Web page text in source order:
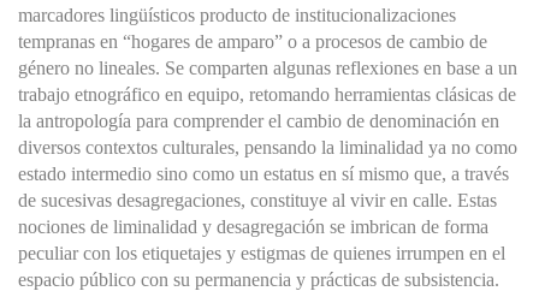
marcadores lingüísticos producto de institucionalizaciones
tempranas en “hogares de amparo” o a procesos de cambio de
género no lineales. Se comparten algunas reflexiones en base a un
trabajo etnográfico en equipo, retomando herramientas clásicas de
la antropología para comprender el cambio de denominación en
diversos contextos culturales, pensando la liminalidad ya no como
estado intermedio sino como un estatus en sí mismo que, a través
de sucesivas desagregaciones, constituye al vivir en calle. Estas
nociones de liminalidad y desagregación se imbrican de forma
peculiar con los etiquetajes y estigmas de quienes irrumpen en el
espacio público con su permanencia y prácticas de subsistencia.